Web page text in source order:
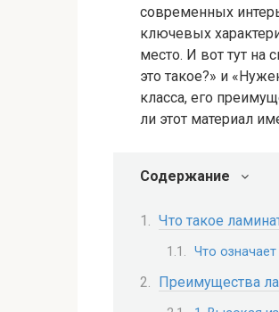
современных
ключевых
место. И вот тут на
это такое?» и
класса, его
ли этот материал
Содержание
Что такое
Что
Преимущества